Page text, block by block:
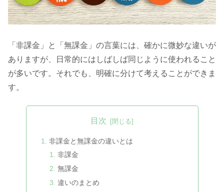
「非課金」と「無課金」の言葉には、確かに微妙な違いが
ありますが、日常的にはしばしば同じように使われること
が多いです。それでも、明確に分けて考えることができま
す。
目次
非課金と無課金の違いとは
非課金
無課金
違いのまとめ